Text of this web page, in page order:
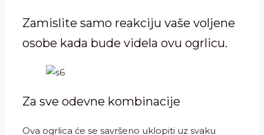
Zamislite samo reakciju vaše voljene
osobe kada bude videla ovu ogrlicu.
Za sve odevne kombinacije
Ova ogrlica će se savršeno uklopiti uz svaku